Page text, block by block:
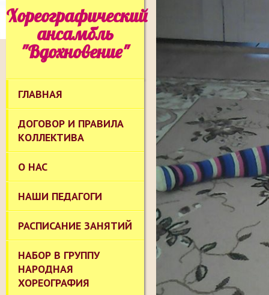
Хореографический
ансамбль
"Вдохновение"
ГЛАВНАЯ
ДОГОВОР И ПРАВИЛА
КОЛЛЕКТИВА
О НАС
НАШИ ПЕДАГОГИ
РАСПИСАНИЕ ЗАНЯТИЙ
НАБОР В ГРУППУ
НАРОДНАЯ
ХОРЕОГРАФИЯ